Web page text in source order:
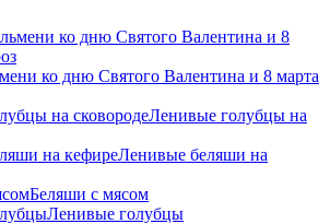
ко дню Святого Валентина и 8 марта
Ленивые голубцы на
Ленивые беляши на
Беляши с мясом
Ленивые голубцы